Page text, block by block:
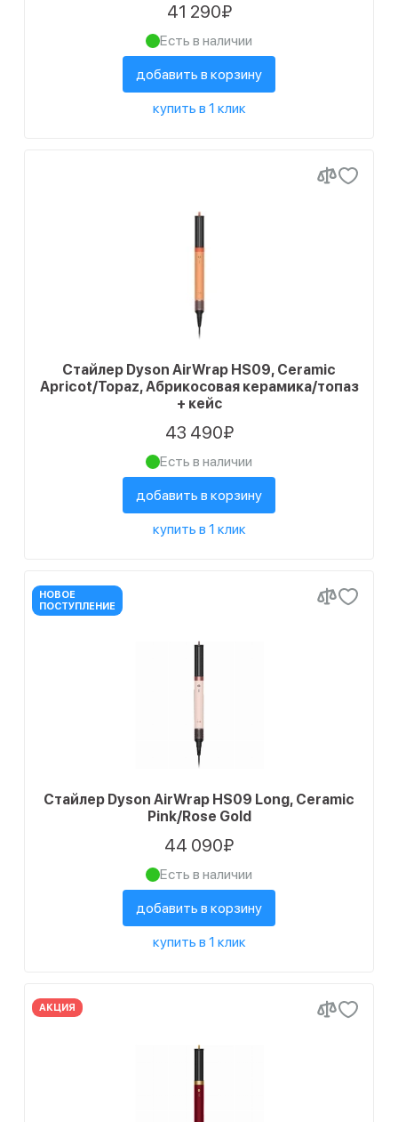
41 290₽
Есть в наличии
добавить в корзину
купить в 1 клик
Стайлер Dyson AirWrap HS09, Ceramic
Apricot/Topaz, Абрикосовая керамика/топаз
+ кейс
43 490₽
Есть в наличии
добавить в корзину
купить в 1 клик
НОВОЕ
ПОСТУПЛЕНИЕ
Стайлер Dyson AirWrap HS09 Long, Ceramic
Pink/Rose Gold
44 090₽
Есть в наличии
добавить в корзину
купить в 1 клик
АКЦИЯ